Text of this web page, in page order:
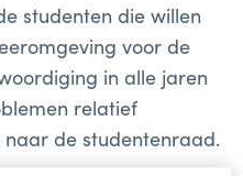
studenten die willen
voor de
in alle jaren
relatief
de studentenraad.